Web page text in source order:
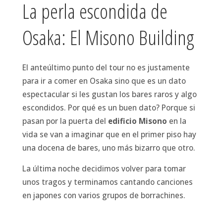
La perla escondida de
Osaka: El Misono Building
El anteúltimo punto del tour no es justamente
para ir a comer en Osaka sino que es un dato
espectacular si les gustan los bares raros y algo
escondidos. Por qué es un buen dato? Porque si
pasan por la puerta del edificio Misono en la
vida se van a imaginar que en el primer piso hay
una docena de bares, uno más bizarro que otro.
La última noche decidimos volver para tomar
unos tragos y terminamos cantando canciones
en japones con varios grupos de borrachines.